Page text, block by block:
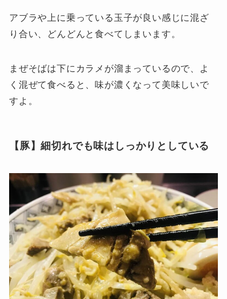
アブラや上に乗っている玉子が良い感じに混ざ
り合い、どんどんと食べてしまいます。
まぜそばは下にカラメが溜まっているので、よ
く混ぜて食べると、味が濃くなって美味しいで
すよ。
【豚】細切れでも味はしっかりとしている